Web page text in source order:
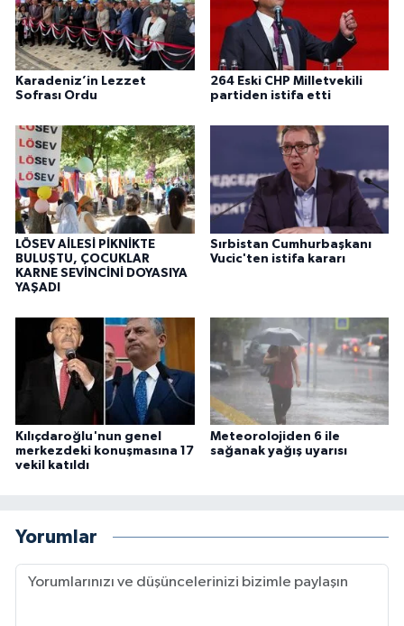
Karadeniz’in Lezzet
Sofrası Ordu
264 Eski CHP Milletvekili
partiden istifa etti
LÖSEV AİLESİ PİKNİKTE
BULUŞTU, ÇOCUKLAR
KARNE SEVİNCİNİ DOYASIYA
YAŞADI
Sırbistan Cumhurbaşkanı
Vucic'ten istifa kararı
Kılıçdaroğlu'nun genel
merkezdeki konuşmasına 17
vekil katıldı
Meteorolojiden 6 ile
sağanak yağış uyarısı
Yorumlar